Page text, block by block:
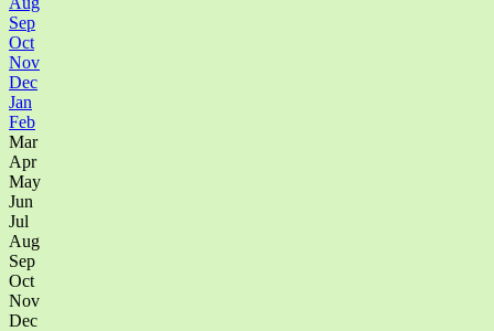
Sep
Oct
Nov
Dec
Jan
Feb
Mar
Apr
May
Jun
Jul
Aug
Sep
Oct
Nov
Dec